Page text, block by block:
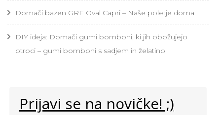
Domači bazen GRE Oval Capri – Naše poletje doma
DIY ideja: Domači gumi bomboni, ki jih obožujejo
otroci – gumi bomboni s sadjem in želatino
Prijavi se na novičke! ;)